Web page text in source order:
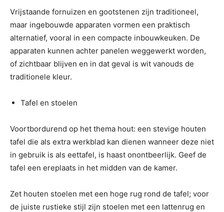
Vrijstaande fornuizen en gootstenen zijn traditioneel,
maar ingebouwde apparaten vormen een praktisch
alternatief, vooral in een compacte inbouwkeuken. De
apparaten kunnen achter panelen weggewerkt worden,
of zichtbaar blijven en in dat geval is wit vanouds de
traditionele kleur.
Tafel en stoelen
Voortbordurend op het thema hout: een stevige houten
tafel die als extra werkblad kan dienen wanneer deze niet
in gebruik is als eettafel, is haast onontbeerlijk. Geef de
tafel een ereplaats in het midden van de kamer.
Zet houten stoelen met een hoge rug rond de tafel; voor
de juiste rustieke stijl zijn stoelen met een lattenrug en